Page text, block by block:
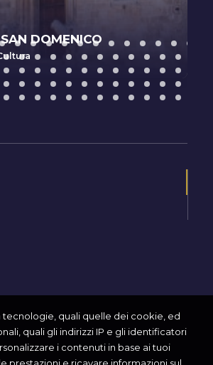
DOMENICO
tecnologie, quali quelle dei cookie, ed
quali gli indirizzi IP e gli identificatori
i contenuti in base ai tuoi